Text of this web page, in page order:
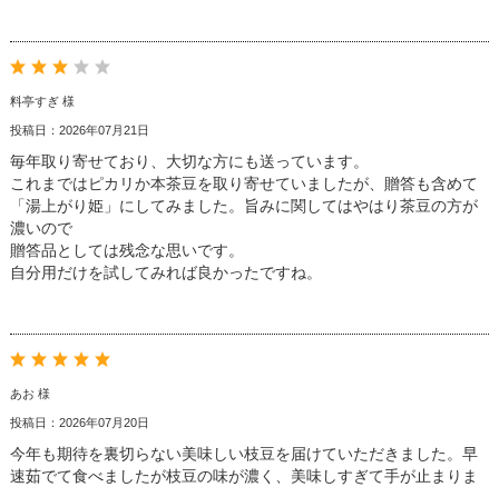
料亭すぎ 様
投稿日：2026年07月21日
毎年取り寄せており、大切な方にも送っています。
これまではピカリか本茶豆を取り寄せていましたが、贈答も含めて
「湯上がり姫」にしてみました。旨みに関してはやはり茶豆の方が
濃いので
贈答品としては残念な思いです。
自分用だけを試してみれば良かったですね。
あお 様
投稿日：2026年07月20日
今年も期待を裏切らない美味しい枝豆を届けていただきました。早
速茹でて食べましたが枝豆の味が濃く、美味しすぎて手が止まりま